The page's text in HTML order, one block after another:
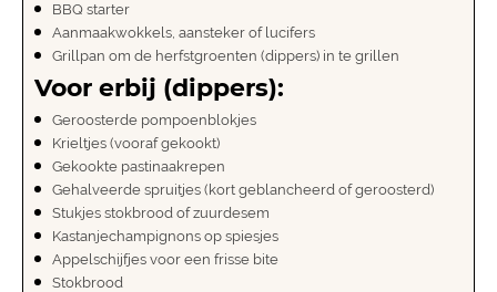
BBQ starter
Aanmaakwokkels, aansteker of lucifers
Grillpan om de herfstgroenten (dippers) in te grillen
Voor erbij (dippers):
Geroosterde pompoenblokjes
Krieltjes (vooraf gekookt)
Gekookte pastinaakrepen
Gehalveerde spruitjes (kort geblancheerd of geroosterd)
Stukjes stokbrood of zuurdesem
Kastanjechampignons op spiesjes
Appelschijfjes voor een frisse bite
Stokbrood